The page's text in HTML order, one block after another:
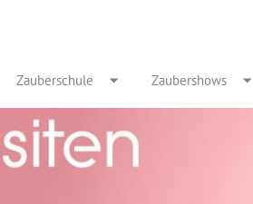
Zauberschule Zaubershows